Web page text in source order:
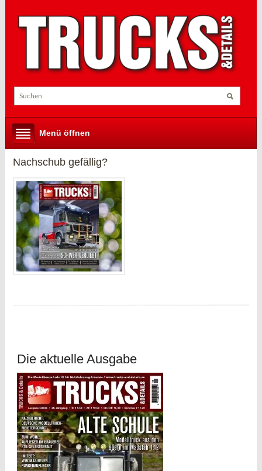
Menü öffnen
Nachschub gefällig?
Die aktuelle Ausgabe